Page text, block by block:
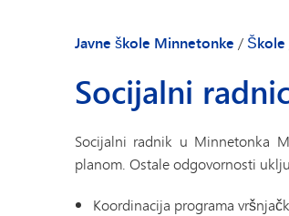
Javne škole Minnetonke / Škole
Socijalni
Socijalni radnik u Minnetonka
planom. Ostale odgovornosti
Koordinacija programa